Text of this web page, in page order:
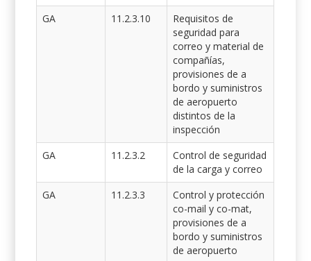
GA
11.2.3.10
Requisitos de
seguridad para
correo y material de
compañías,
provisiones de a
bordo y suministros
de aeropuerto
distintos de la
inspección
GA
11.2.3.2
Control de seguridad
de la carga y correo
GA
11.2.3.3
Control y protección
co-mail y co-mat,
provisiones de a
bordo y suministros
de aeropuerto